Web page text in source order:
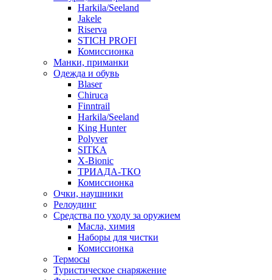
Harkila/Seeland
Jakele
Riserva
STICH PROFI
Комиссионка
Манки, приманки
Одежда и обувь
Blaser
Chiruca
Finntrail
Harkila/Seeland
King Hunter
Polyver
SITKA
X-Bionic
ТРИАДА-ТКО
Комиссионка
Очки, наушники
Релоудинг
Средства по уходу за оружием
Масла, химия
Наборы для чистки
Комиссионка
Термосы
Туристическое снаряжение